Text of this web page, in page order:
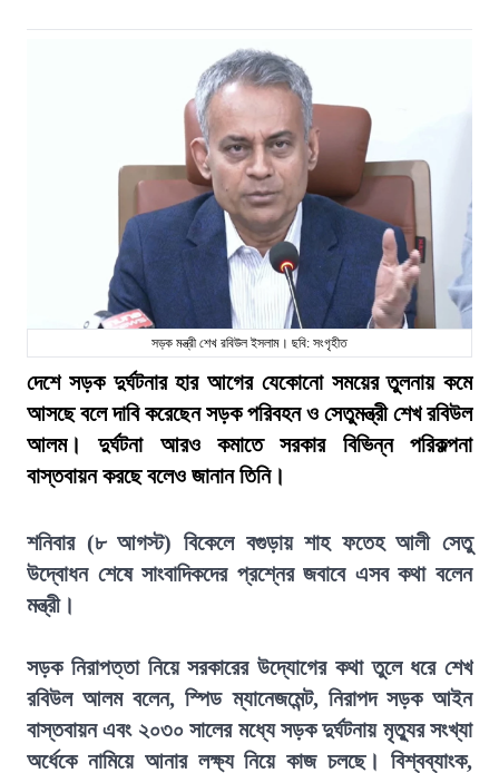
সড়ক মন্ত্রী শেখ রবিউল ইসলাম। ছবি: সংগৃহীত
দেশে সড়ক দুর্ঘটনার হার আগের যেকোনো সময়ের তুলনায় কমে
আসছে বলে দাবি করেছেন সড়ক পরিবহন ও সেতুমন্ত্রী শেখ রবিউল
আলম। দুর্ঘটনা আরও কমাতে সরকার বিভিন্ন পরিকল্পনা
বাস্তবায়ন করছে বলেও জানান তিনি।
শনিবার (৮ আগস্ট) বিকেলে বগুড়ায় শাহ ফতেহ আলী সেতু
উদ্বোধন শেষে সাংবাদিকদের প্রশ্নের জবাবে এসব কথা বলেন
মন্ত্রী।
সড়ক নিরাপত্তা নিয়ে সরকারের উদ্যোগের কথা তুলে ধরে শেখ
রবিউল আলম বলেন, স্পিড ম্যানেজমেন্ট, নিরাপদ সড়ক আইন
বাস্তবায়ন এবং ২০৩০ সালের মধ্যে সড়ক দুর্ঘটনায় মৃত্যুর সংখ্যা
অর্ধেকে নামিয়ে আনার লক্ষ্য নিয়ে কাজ চলছে। বিশ্বব্যাংক,